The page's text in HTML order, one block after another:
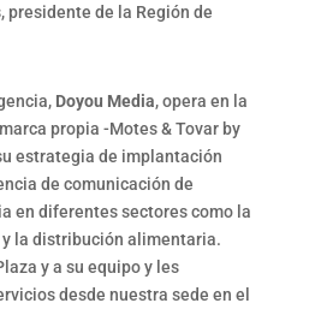
presidente de la Región de
Doyou Media, opera en la
propia -Motes & Tovar by
estrategia de implantación
de comunicación de
en diferentes sectores como la
la distribución alimentaria.
y a su equipo y les
desde nuestra sede en el